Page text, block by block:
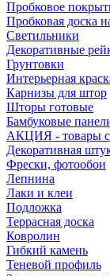
Пробковое
Пробковая доска
Светильники
Декоративные
Грунтовки
Интерьерная
Карнизы для штор
Шторы готовые
Бамбуковые
АКЦИЯ - товары
Декоративная
Фрески, фотообои
Лепнина
Лаки и клеи
Подложка
Террасная доска
Ковролин
Гибкий камень
Теневой профиль